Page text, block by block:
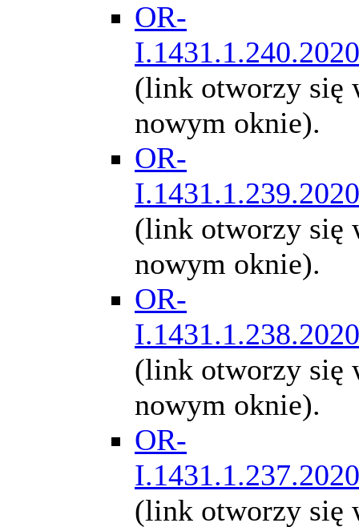
OR-
I.1431.1.240.2020
(link otworzy się
nowym oknie).
OR-
I.1431.1.239.2020
(link otworzy się
nowym oknie).
OR-
I.1431.1.238.2020
(link otworzy się
nowym oknie).
OR-
I.1431.1.237.2020
(link otworzy się